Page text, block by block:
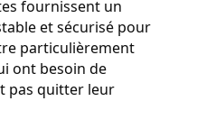
fournissent un
et sécurisé pour
particulièrement
ont besoin de
pas quitter leur